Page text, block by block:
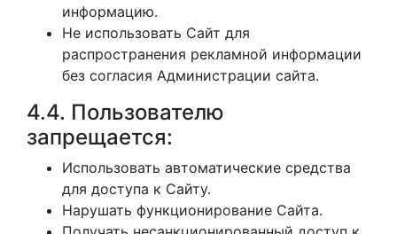
информацию.
Не использовать Сайт для
распространения рекламной информации
без согласия Администрации сайта.
4.4. Пользователю
запрещается:
Использовать автоматические средства
для доступа к Сайту.
Нарушать функционирование Сайта.